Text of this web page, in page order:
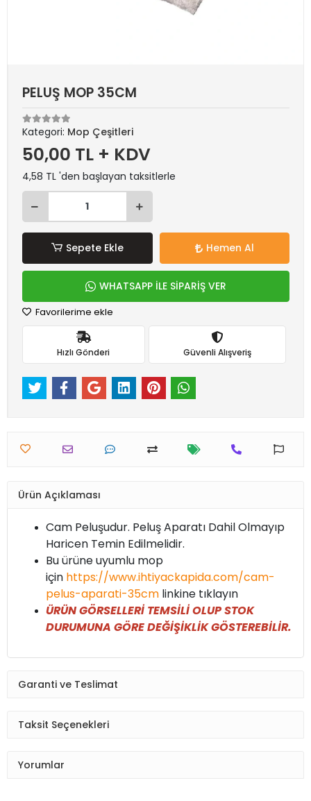
PELUŞ MOP 35CM
Kategori: Mop Çeşitleri
50,00 TL + KDV
4,58 TL 'den başlayan taksitlerle
Sepete Ekle Hemen Al
WHATSAPP İLE SİPARİŞ VER
Favorilerime ekle
Hızlı Gönderi Güvenli Alışveriş
Ürün Açıklaması
Cam Peluşudur. Peluş Aparatı Dahil Olmayıp
Haricen Temin Edilmelidir.
Bu ürüne uyumlu mop
için https://www.ihtiyackapida.com/cam-
pelus-aparati-35cm linkine tıklayın
ÜRÜN GÖRSELLERİ TEMSİLİ OLUP STOK
DURUMUNA GÖRE DEĞİŞİKLİK GÖSTEREBİLİR.
Garanti ve Teslimat
Taksit Seçenekleri
Yorumlar